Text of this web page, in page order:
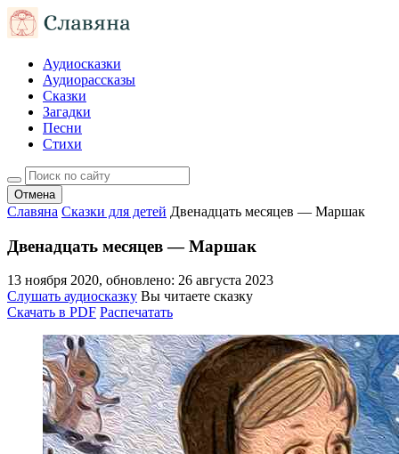
Аудиосказки
Аудиорассказы
Сказки
Загадки
Песни
Стихи
Отмена
Славяна Сказки для детей Двенадцать месяцев — Маршак
Двенадцать месяцев — Маршак
13 ноября 2020, обновлено: 26 августа 2023
Слушать аудиосказку Вы читаете сказку
Скачать в PDF Распечатать